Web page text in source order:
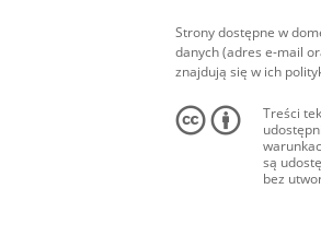
Strony dostępne w
danych (adres e-mail
znajdują się w ich
Treści
są
bez